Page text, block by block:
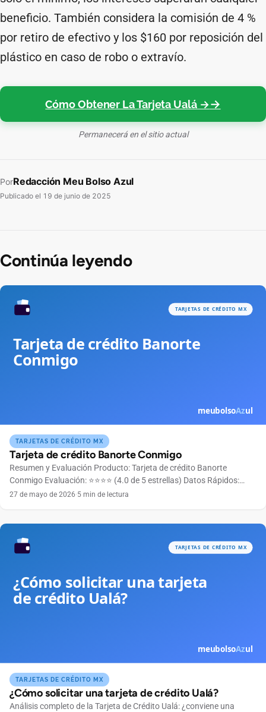
beneficio. También considera la comisión de 4 %
por retiro de efectivo y los $160 por reposición del
plástico en caso de robo o extravío.
Cómo Obtener La Tarjeta Ualá →
Permanecerá en el sitio actual
PorRedacción Meu Bolso Azul
Publicado el 19 de junio de 2025
Continúa leyendo
TARJETAS DE CRÉDITO MX
Tarjeta de crédito Banorte Conmigo
Resumen y Evaluación Producto: Tarjeta de crédito Banorte
Conmigo Evaluación: ⭐⭐⭐⭐ (4.0 de 5 estrellas) Datos Rápidos:
Anualidad Gratuita el primer año Bandera Mastercard Límite de
pensados […]
27 de mayo de 2026·5 min de lectura
TARJETAS DE CRÉDITO MX
¿Cómo solicitar una tarjeta de crédito Ualá?
Análisis completo de la Tarjeta de Crédito Ualá: ¿conviene una